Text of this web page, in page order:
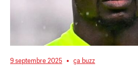
9 septembre 2025 ça buzz